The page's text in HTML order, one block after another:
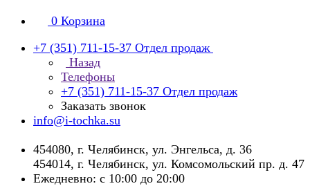
0 Корзина
+7 (351) 711-15-37 Отдел продаж
Назад
Телефоны
+7 (351) 711-15-37 Отдел продаж
Заказать звонок
info@i-tochka.su
​454080, г. Челябинск, ул. Энгельса, д. 36
454014, г. Челябинск, ул. Комсомольский пр. д. 47
Ежедневно: с 10:00 до 20:00